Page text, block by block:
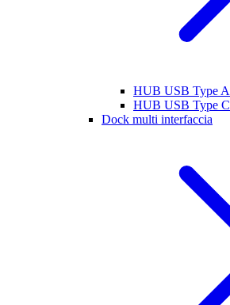
HUB USB Type A
HUB USB Type C
Dock multi interfaccia